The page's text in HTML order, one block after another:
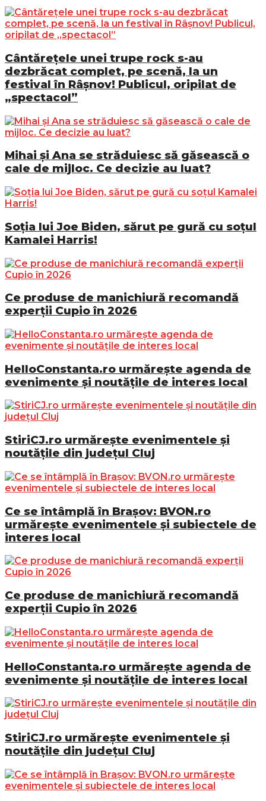
Cântărețele unei trupe rock s-au
dezbrăcat complet, pe scenă, la un
festival în Râșnov! Publicul, oripilat de
„spectacol”
Mihai și Ana se străduiesc să găsească o
cale de mijloc. Ce decizie au luat?
Soția lui Joe Biden, sărut pe gură cu soțul
Kamalei Harris!
Ce produse de manichiură recomandă
experții Cupio în 2026
HelloConstanta.ro urmărește agenda de
evenimente și noutățile de interes local
StiriCJ.ro urmărește evenimentele și
noutățile din județul Cluj
Ce se întâmplă în Brașov: BVON.ro
urmărește evenimentele și subiectele de
interes local
Ce produse de manichiură recomandă
experții Cupio în 2026
HelloConstanta.ro urmărește agenda de
evenimente și noutățile de interes local
StiriCJ.ro urmărește evenimentele și
noutățile din județul Cluj